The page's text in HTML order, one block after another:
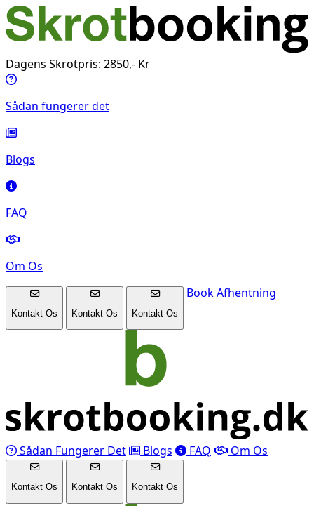
Dagens Skrotpris: 2850,- Kr
Sådan fungerer det
Blogs
FAQ
Om Os
Kontakt Os Kontakt Os Kontakt Os
Book Afhentning
Sådan Fungerer Det Blogs FAQ Om Os
Kontakt Os Kontakt Os Kontakt Os